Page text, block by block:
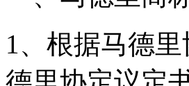
1、根据马德